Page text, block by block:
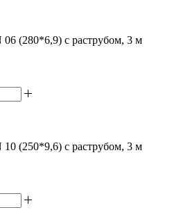
(280*6,9) с раструбом, 3 м
(250*9,6) с раструбом, 3 м